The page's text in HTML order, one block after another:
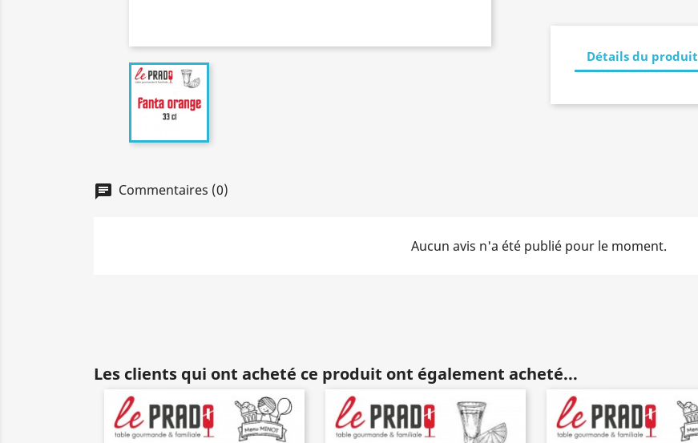
Détails du produit
chat Commentaires (0)
Aucun avis n'a été publié pour le moment.
Les clients qui ont acheté ce produit ont également acheté...